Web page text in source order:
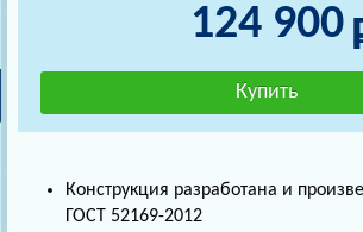
124 900
Конструкция разработана и
ГОСТ 52169-2012